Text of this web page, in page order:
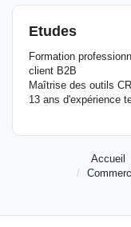
Etudes
Formation
client B2B
Maîtrise des outils
13 ans d'expérience
Accueil